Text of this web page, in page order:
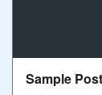
Sample